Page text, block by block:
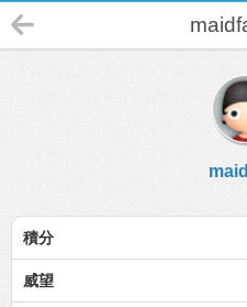
積分
威望